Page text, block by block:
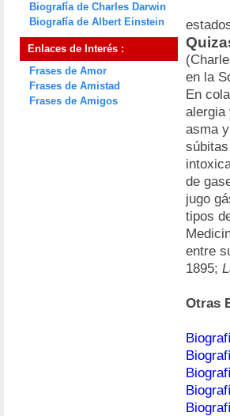
Biografía de Charles Darwin
Biografía de Albert Einstein
Enlaces de Interés :
Frases de Amor
Frases de Amistad
Frases de Amigos
en la
En
alergia
asma
de
jugo
tipos
entre
1895;
Otras